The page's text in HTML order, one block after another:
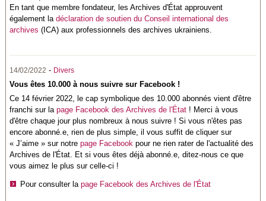
En tant que membre fondateur, les Archives d'État approuvent
également ladéclaration de soutien du Conseil international des
archives (ICA) aux professionnels des archives ukrainiens.
14/02/2022 - Divers
Vous êtes 10.000 à nous suivre sur Facebook !
Ce 14 février 2022, le cap symbolique des 10.000 abonnés vient d'être
franchi sur lapage Facebook des Archives de l'État ! Merci à vous
d'être chaque jour plus nombreux à nous suivre ! Si vous n'êtes pas
encore abonné.e, rien de plus simple, il vous suffit de cliquer sur
« J’aime » sur notrepage Facebook pour ne rien rater de l'actualité des
Archives de l'État. Et si vous êtes déjà abonné.e,ditez-nous ce que
vous aimez le plus sur celle-ci !
Pour consulter lapage Facebook des Archives de l'État